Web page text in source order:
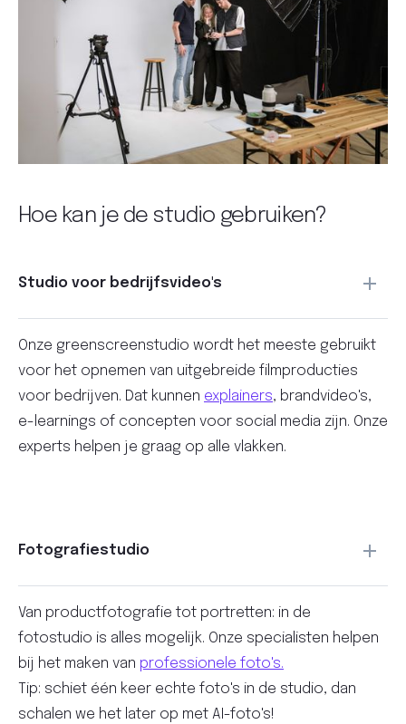
Hoe kan je de studio gebruiken?
Studio voor bedrijfsvideo's
Onze greenscreenstudio wordt het meeste gebruikt
voor het opnemen van uitgebreide filmproducties
voor bedrijven. Dat kunnen explainers, brandvideo's,
e-learnings of concepten voor social media zijn. Onze
experts helpen je graag op alle vlakken.
Fotografiestudio
Van productfotografie tot portretten: in de
fotostudio is alles mogelijk. Onze specialisten helpen
bij het maken van professionele foto's.
Tip: schiet één keer echte foto's in de studio, dan
schalen we het later op met AI-foto's!